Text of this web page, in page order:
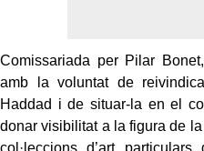
Comissariada per Pilar
amb la voluntat de
Haddad i de situar-la en el
donar visibilitat a la figura de
col·leccions d’art